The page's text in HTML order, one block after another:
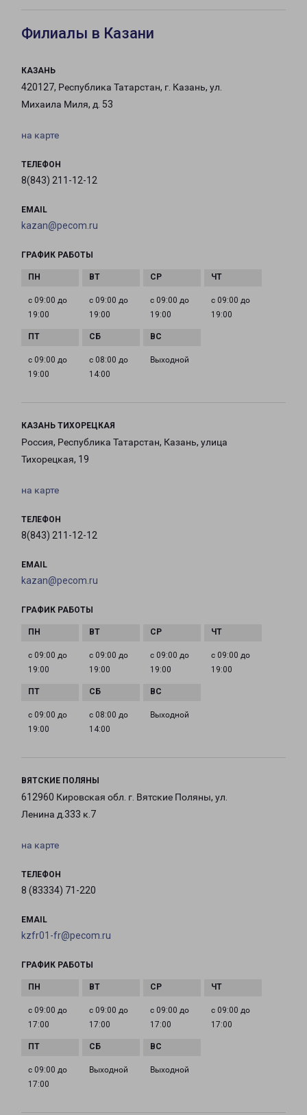
Филиалы в Казани
КАЗАНЬ
420127, Республика Татарстан, г. Казань, ул.
Михаила Миля, д. 53
на карте
ТЕЛЕФОН
8(843) 211-12-12
EMAIL
kazan@pecom.ru
ГРАФИК РАБОТЫ
с 09:00 до
19:00
с 09:00 до
19:00
с 09:00 до
19:00
с 09:00 до
19:00
с 09:00 до
19:00
с 08:00 до
14:00
Выходной
КАЗАНЬ ТИХОРЕЦКАЯ
Россия, Республика Татарстан, Казань, улица
Тихорецкая, 19
на карте
ТЕЛЕФОН
8(843) 211-12-12
EMAIL
kazan@pecom.ru
ГРАФИК РАБОТЫ
с 09:00 до
19:00
с 09:00 до
19:00
с 09:00 до
19:00
с 09:00 до
19:00
с 09:00 до
19:00
с 08:00 до
14:00
Выходной
ВЯТСКИЕ ПОЛЯНЫ
612960 Кировская обл. г. Вятские Поляны, ул.
Ленина д.333 к.7
на карте
ТЕЛЕФОН
8 (83334) 71-220
EMAIL
kzfr01-fr@pecom.ru
ГРАФИК РАБОТЫ
с 09:00 до
17:00
с 09:00 до
17:00
с 09:00 до
17:00
с 09:00 до
17:00
с 09:00 до
17:00
Выходной Выходной